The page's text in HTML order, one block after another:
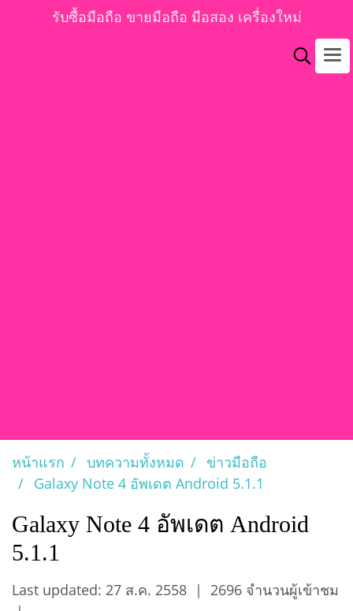
รับซื้อมือถือ ขายมือถือ มือสอง เครื่องใหม่
หน้าแรก บทความทั้งหมด
ข่าวมือถือ
Galaxy Note 4 อัพเดต Android 5.1.1
Galaxy Note 4 อัพเดต Android
5.1.1
Last updated: 27 ส.ค. 2558 |
2696 จำนวนผู้เข้าชม